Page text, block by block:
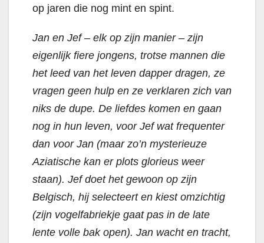
op jaren die nog mint en spint.
Jan en Jef – elk op zijn manier – zijn
eigenlijk fiere jongens, trotse mannen die
het leed van het leven dapper dragen, ze
vragen geen hulp en ze verklaren zich van
niks de dupe. De liefdes komen en gaan
nog in hun leven, voor Jef wat frequenter
dan voor Jan (maar zo’n mysterieuze
Aziatische kan er plots glorieus weer
staan). Jef doet het gewoon op zijn
Belgisch, hij selecteert en kiest omzichtig
(zijn vogelfabriekje gaat pas in de late
lente volle bak open). Jan wacht en tracht,